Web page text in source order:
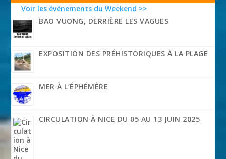
Voir les événements du Weekend >>
BAO VUONG, DERRIÈRE LES VAGUES
EXPOSITION DES PRÉHISTORIQUES À LA PLAGE
MER À L’ÉPHÉMÈRE
CIRCULATION À NICE DU 05 AU 13 JUIN 2025